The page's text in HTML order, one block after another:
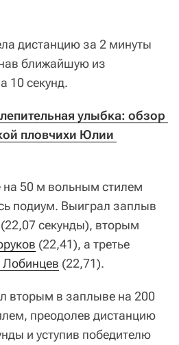
дистанцию за 2 минуты
ближайшую из
10 секунд.
улыбка: обзор
пловчихи Юлии
50 м вольным стилем
подиум. Выиграл заплыв
(22,07 секунды), вторым
(22,41), а третье
Лобинцев (22,71).
вторым в заплыве на 200
преодолев дистанцию
и уступив победителю